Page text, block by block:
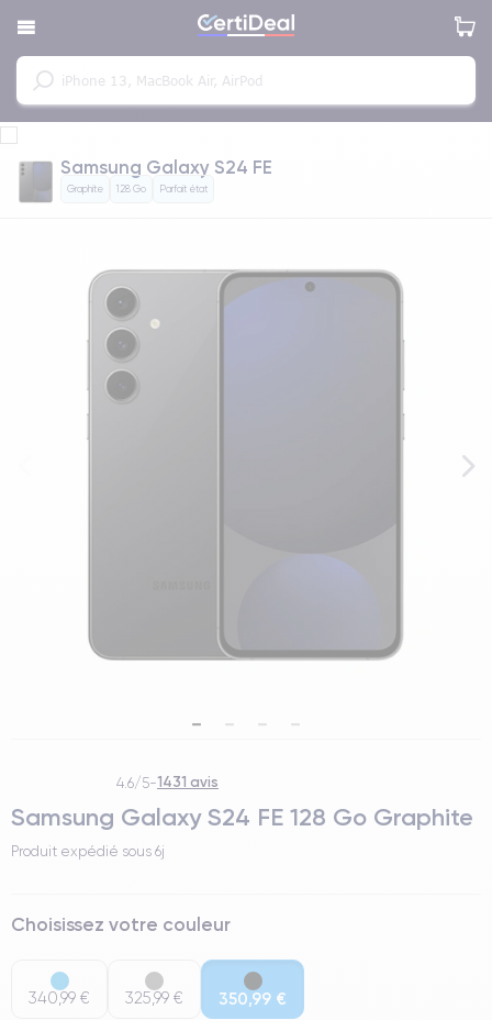
Samsung Galaxy S24 FE
Graphite 128 Go Parfait état
4.6/5-1431 avis
Samsung Galaxy S24 FE 128 Go Graphite
Produit expédié sous 6j
Choisissez votre couleur
340,99 € 325,99 € 350,99 €